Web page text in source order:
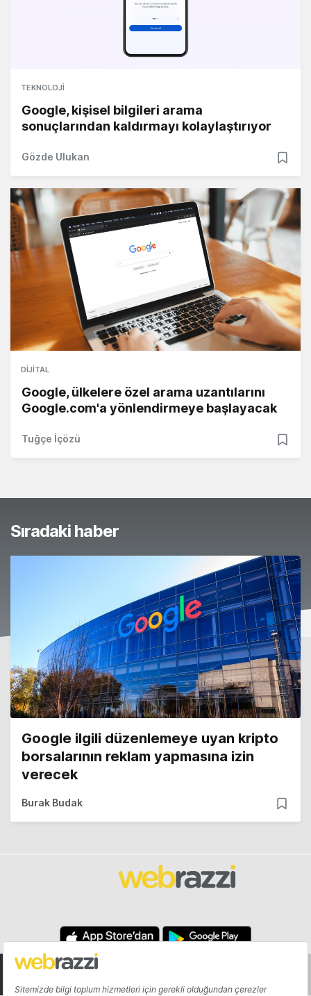
TEKNOLOJI
Google, kişisel bilgileri arama
sonuçlarından kaldırmayı kolaylaştırıyor
Gözde Ulukan
DIJITAL
Google, ülkelere özel arama uzantılarını
Google.com'a yönlendirmeye başlayacak
Tuğçe İçözü
Sıradaki haber
Google ilgili düzenlemeye uyan kripto
borsalarının reklam yapmasına izin
verecek
Burak Budak